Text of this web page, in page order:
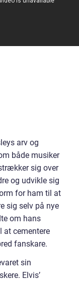
arv og
både musiker
sig over
og udvikle sig
for ham til at
sig selv på nye
om hans
at cementere
fanskare.
sin
Elvis’